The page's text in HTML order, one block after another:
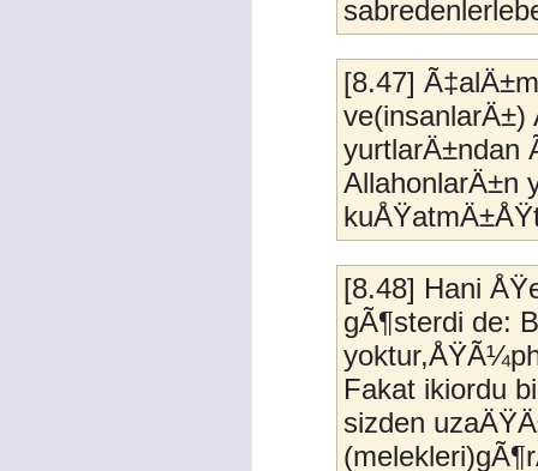
[8.47]
ve(insanlarÄ±)
yurtlarÄ±ndan
AllahonlarÄ±n
[8.48] Hani
gÃ¶sterdi de:
Fakat ikiordu
sizden